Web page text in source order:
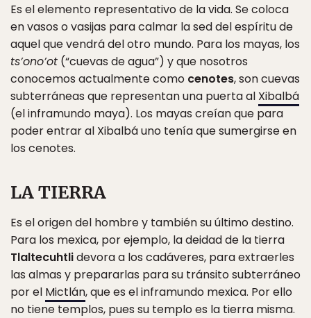
Es el elemento representativo de la vida. Se coloca
en vasos o vasijas para calmar la sed del espíritu de
aquel que vendrá del otro mundo. Para los mayas, los
ts’ono’ot (“cuevas de agua”) y que nosotros
conocemos actualmente como cenotes, son cuevas
subterráneas que representan una puerta al Xibalbá
(el inframundo maya). Los mayas creían que para
poder entrar al Xibalbá uno tenía que sumergirse en
los cenotes.
LA TIERRA
Es el origen del hombre y también su último destino.
Para los mexica, por ejemplo, la deidad de la tierra
Tlaltecuhtlidevora a los cadáveres, para extraerles
las almas y prepararlas para su tránsito subterráneo
por el Mictlán, que es el inframundo mexica. Por ello
no tiene templos, pues su templo es la tierra misma.